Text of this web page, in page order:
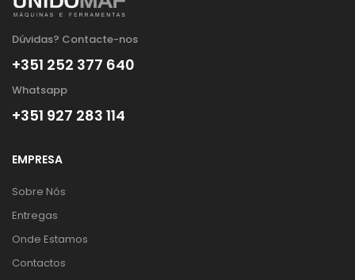
Dúvidas? Contacte-nos
+351 252 377 640
Whatsapp
+351 927 283 114
EMPRESA
Sobre Nós
Entregas
Onde Estamos
Contactos